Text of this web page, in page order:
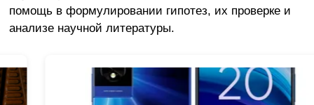
помощь в формулировании гипотез, их проверке и
анализе научной литературы.